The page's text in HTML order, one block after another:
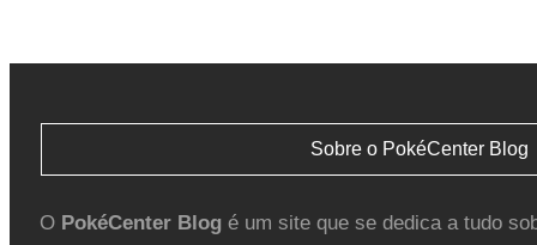
Sobre o PokéCenter Blog
O PokéCenter Blogé um site que se dedica a tudo